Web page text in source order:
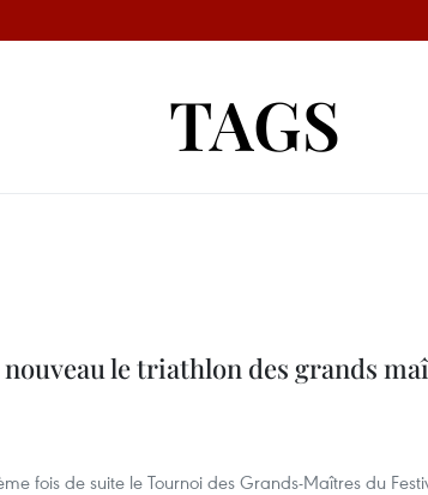
TAGS
le triathlon des grands
fois de suite le Tournoi des Grands-Maîtres du